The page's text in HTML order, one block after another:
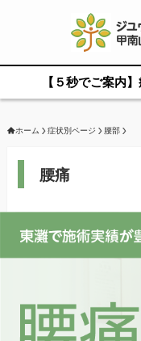
【５秒でご案内
ホーム 症状別ページ 腰部
腰痛